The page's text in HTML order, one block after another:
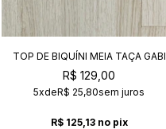
TOP DE BIQUÍNI MEIA TAÇA GABI
SAFARI
R$ 129,00
5xdeR$ 25,80sem juros
R$ 125,13 no pix